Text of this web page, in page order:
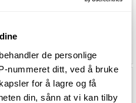
behandler de personlige
nummeret ditt, ved å bruke
for å lagre og få
din, sånn at vi kan tilby
491,-